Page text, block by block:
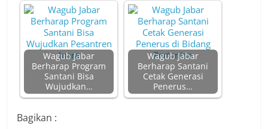
Wagub Jabar
Berharap Program
Santani Bisa
Wujudkan…
Wagub Jabar
Berharap Santani
Cetak Generasi
Penerus…
Bagikan :